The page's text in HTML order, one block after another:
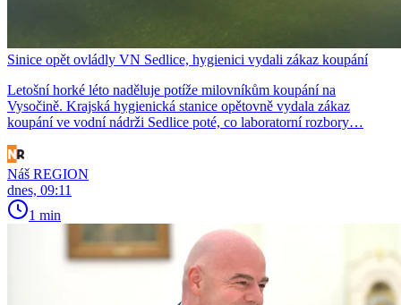
Sinice opět ovládly VN Sedlice, hygienici vydali zákaz koupání
Letošní horké léto naděluje potíže milovníkům koupání na
Vysočině. Krajská hygienická stanice opětovně vydala zákaz
koupání ve vodní nádrži Sedlice poté, co laboratorní rozbory…
Náš REGION
dnes, 09:11
1 min